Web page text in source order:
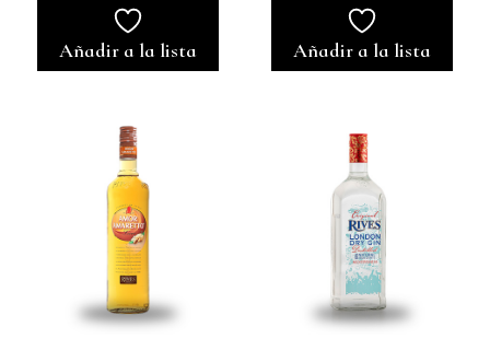
Añadir a la lista Añadir a la lista